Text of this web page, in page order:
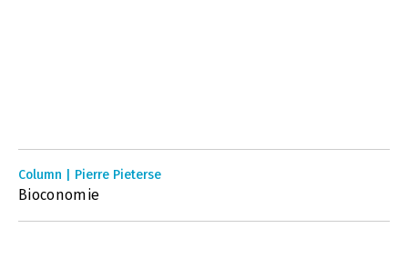
Column | Pierre Pieterse
Bioconomie